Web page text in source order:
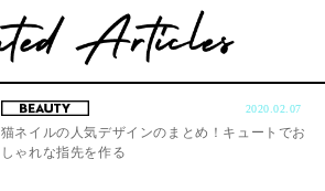
2020.02.07
猫ネイルの人気デザインのまとめ！キュートでお
しゃれな指先を作る